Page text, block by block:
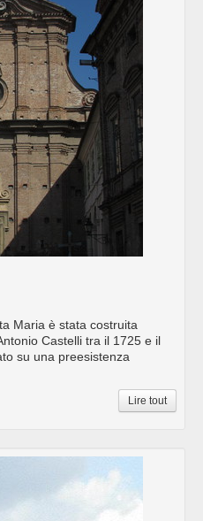
Maria è stata costruita
Castelli tra il 1725 e il
su una preesistenza
Lire tout